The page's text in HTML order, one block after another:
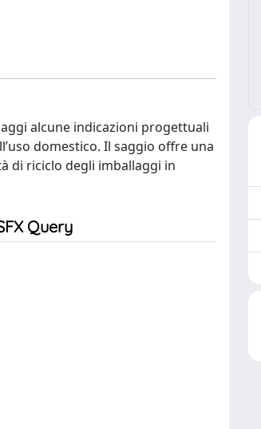
alcune indicazioni progettuali
domestico. Il saggio offre una
di riciclo degli imballaggi in